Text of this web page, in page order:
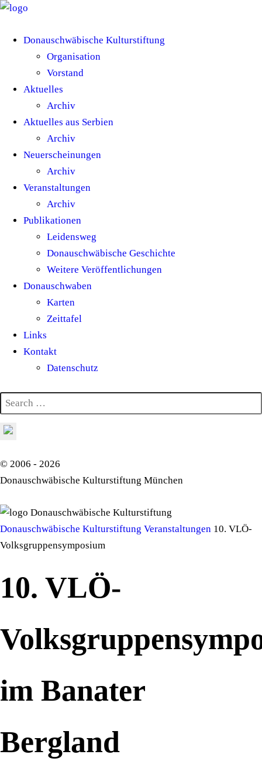
Donauschwäbische Kulturstiftung
Organisation
Vorstand
Aktuelles
Archiv
Aktuelles aus Serbien
Archiv
Neuerscheinungen
Archiv
Veranstaltungen
Archiv
Publikationen
Leidensweg
Donauschwäbische Geschichte
Weitere Veröffentlichungen
Donauschwaben
Karten
Zeittafel
Links
Kontakt
Datenschutz
© 2006 - 2026
Donauschwäbische Kulturstiftung München
Donauschwäbische Kulturstiftung
Donauschwäbische Kulturstiftung Veranstaltungen 10. VLÖ-
Volksgruppensymposium
10. VLÖ-
im Banater
Bergland